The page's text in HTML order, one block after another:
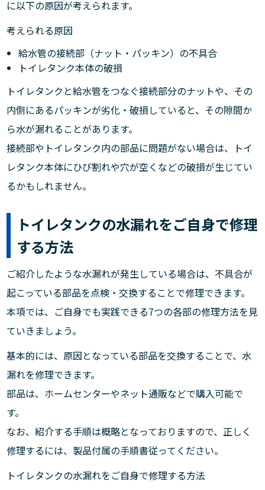
に以下の原因が考えられます。
考えられる原因
給水管の接続部（ナット・パッキン）の不具合
トイレタンク本体の破損
トイレタンクと給水管をつなぐ接続部分のナットや、その
内側にあるパッキンが劣化・破損していると、その隙間か
ら水が漏れることがあります。
接続部やトイレタンク内の部品に問題がない場合は、トイ
レタンク本体にひび割れや穴が空くなどの破損が生じてい
るかもしれません。
トイレタンクの水漏れをご自身で修理
する方法
ご紹介したような水漏れが発生している場合は、不具合が
起こっている部品を点検・交換することで修理できます。
本項では、ご自身でも実践できる7つの各部の修理方法を見
ていきましょう。
基本的には、原因となっている部品を交換することで、水
漏れを修理できます。
部品は、ホームセンターやネット通販などで購入可能で
す。
なお、紹介する手順は概略となっておりますので、正しく
修理するには、製品付属の手順書従ってください。
トイレタンクの水漏れをご自身で修理する方法